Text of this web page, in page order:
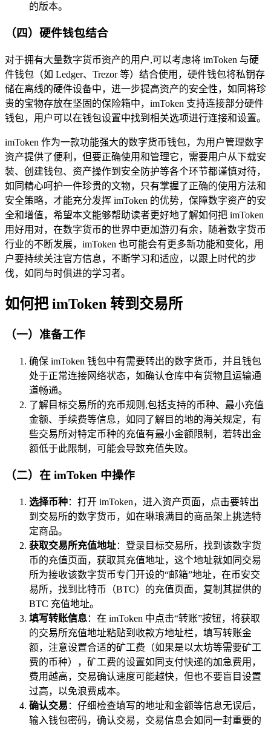
的版本。
（四）硬件钱包结合
对于拥有大量数字货币资产的用户,可以考虑将 imToken 与硬
件钱包（如 Ledger、Trezor 等）结合使用，硬件钱包将私钥存
储在离线的硬件设备中，进一步提高资产的安全性，如同将珍
贵的宝物存放在坚固的保险箱中，imToken 支持连接部分硬件
钱包，用户可以在钱包设置中找到相关选项进行连接和设置。
imToken 作为一款功能强大的数字货币钱包，为用户管理数字
资产提供了便利，但要正确使用和管理它，需要用户从下载安
装、创建钱包、资产操作到安全防护等各个环节都谨慎对待，
如同精心呵护一件珍贵的文物，只有掌握了正确的使用方法和
安全策略，才能充分发挥 imToken 的优势，保障数字资产的安
全和增值，希望本文能够帮助读者更好地了解如何把 imToken
用好用对，在数字货币的世界中更加游刃有余，随着数字货币
行业的不断发展，imToken 也可能会有更多新功能和变化，用
户要持续关注官方信息，不断学习和适应，以跟上时代的步
伐，如同与时俱进的学习者。
如何把 imToken 转到交易所
（一）准备工作
确保 imToken 钱包中有需要转出的数字货币，并且钱包
处于正常连接网络状态，如确认仓库中有货物且运输通
道畅通。
了解目标交易所的充币规则,包括支持的币种、最小充值
金额、手续费等信息，如同了解目的地的海关规定，有
些交易所对特定币种的充值有最小金额限制，若转出金
额低于此限制，可能会导致充值失败。
（二）在 imToken 中操作
选择币种：打开 imToken，进入资产页面，点击要转出
到交易所的数字货币，如在琳琅满目的商品架上挑选特
定商品。
获取交易所充值地址：登录目标交易所，找到该数字货
币的充值页面，获取其充值地址，这个地址就如同交易
所为接收该数字货币专门开设的“邮箱”地址，在币安交
易所，找到比特币（BTC）的充值页面，复制其提供的
BTC 充值地址。
填写转账信息：在 imToken 中点击“转账”按钮，将获取
的交易所充值地址粘贴到收款方地址栏，填写转账金
额，注意设置合适的矿工费（如果是以太坊等需要矿工
费的币种），矿工费的设置如同支付快递的加急费用，
费用越高，交易确认速度可能越快，但也不要盲目设置
过高，以免浪费成本。
确认交易 ：仔细检查填写的地址和金额等信息无误后，
输入钱包密码，确认交易，交易信息会如同一封重要的